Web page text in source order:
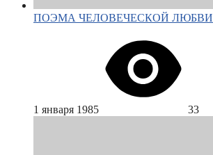
ПОЭМА ЧЕЛОВЕЧЕСКОЙ ЛЮБВИ
1 января 1985 33